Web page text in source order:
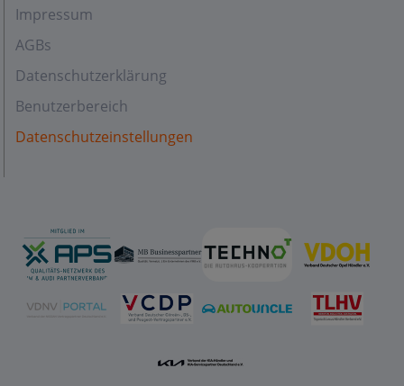
Impressum
AGBs
Datenschutzerklärung
Benutzerbereich
Datenschutzeinstellungen